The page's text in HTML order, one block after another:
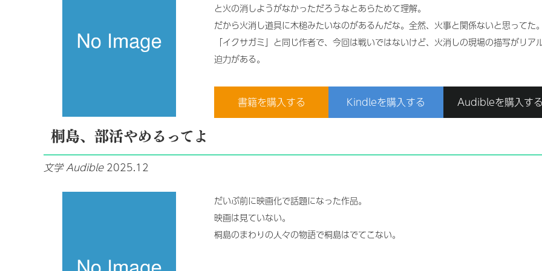
と火の消しようがなかっただろうなとあらためて理解。
だから火消し道具に木槌みたいなのがあるんだな。全然、火事と関係ないと思ってた。
「イクサガミ」と同じ作者で、今回は戦いではないけど、火消しの現場の描写がリア
迫力がある。
書籍を購入する Kindleを購入する Audibleを購入する
桐島、部活やめるってよ
文学 Audible 2025.12
だいぶ前に映画化で話題になった作品。
映画は見ていない。
桐島のまわりの人々の物語で桐島はでてこない。